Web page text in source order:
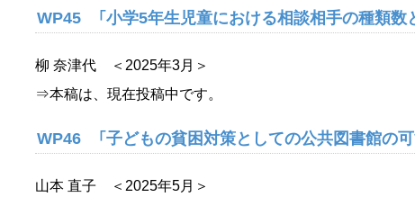
WP45 「小学5年生児童における相談相手の種類数
柳 奈津代 ＜2025年3月＞
⇒本稿は、現在投稿中です。
WP46 「子どもの貧困対策としての公共図書館の
山本 直子 ＜2025年5月＞